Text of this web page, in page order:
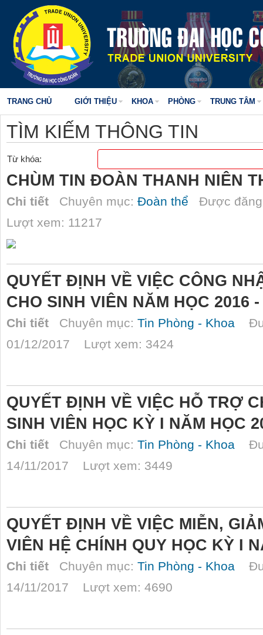
TRANG CHỦ GIỚI THIỆU KHOA PHÒNG TRUNG TÂM
TÌM KIẾM THÔNG TIN
Từ khóa:
CHÙM TIN ĐOÀN THANH NIÊN
Chi tiết Chuyên mục: Đoàn thể Được
Lượt xem: 11217
QUYẾT ĐỊNH VỀ VIỆC CÔNG
CHO SINH VIÊN NĂM HỌC 2016
Chi tiết Chuyên mục: Tin Phòng - Khoa
01/12/2017 Lượt xem: 3424
QUYẾT ĐỊNH VỀ VIỆC HỖ TRỢ
SINH VIÊN HỌC KỲ I NĂM HỌC
Chi tiết Chuyên mục: Tin Phòng - Khoa
14/11/2017 Lượt xem: 3449
QUYẾT ĐỊNH VỀ VIỆC MIỄN,
VIÊN HỆ CHÍNH QUY HỌC KỲ I
Chi tiết Chuyên mục: Tin Phòng - Khoa
14/11/2017 Lượt xem: 4690